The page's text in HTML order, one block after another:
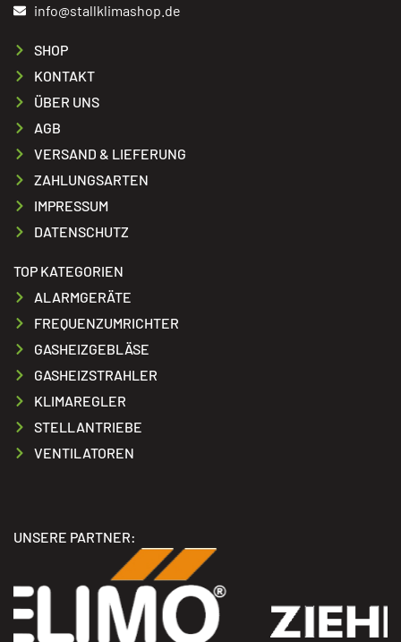
info@stallklimashop.de
SHOP
KONTAKT
ÜBER UNS
AGB
VERSAND & LIEFERUNG
ZAHLUNGSARTEN
IMPRESSUM
DATENSCHUTZ
TOP KATEGORIEN
ALARMGERÄTE
FREQUENZUMRICHTER
GASHEIZGEBLÄSE
GASHEIZSTRAHLER
KLIMAREGLER
STELLANTRIEBE
VENTILATOREN
UNSERE PARTNER: